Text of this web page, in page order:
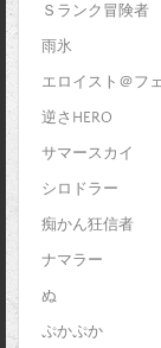
Ｓランク冒険者
雨氷
エロイスト＠フ
逆さHERO
サマースカイ
シロドラー
痴かん狂信者
ナマラー
ぬ
ぷかぷか